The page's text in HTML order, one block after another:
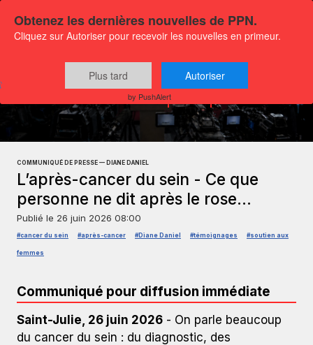
Communiqués
Société et Intérêt publique
COMMUNIQUÉ DE PRESSE — DIANE DANIEL
L’après-cancer du sein - Ce que
personne ne dit après le rose…
Publié le 26 juin 2026 08:00
#cancer du sein #après-cancer #Diane Daniel #témoignages #soutien aux
femmes
Communiqué pour diffusion immédiate
Saint-Julie, 26 juin 2026 - On parle beaucoup
du cancer du sein : du diagnostic, des
Obtenez les dernières nouvelles de PPN.
Cliquez sur Autoriser pour recevoir les nouvelles en primeur.
Plus tard Autoriser
by PushAlert